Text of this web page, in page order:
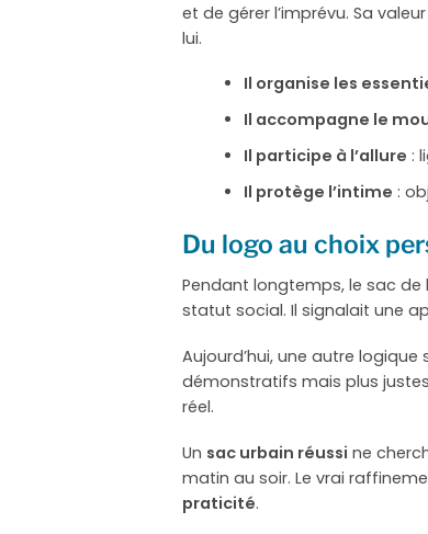
et de gérer l’imprévu. Sa
lui.
Il organise les
Il accompagne le
Il participe à l’allure :
Il protège l’intime :
Du logo au choix
Pendant longtemps, le sac de
statut social. Il signalait une
Aujourd’hui, une autre
démonstratifs mais plus
réel.
Un sac urbain réussi ne
matin au soir. Le vrai
praticité.